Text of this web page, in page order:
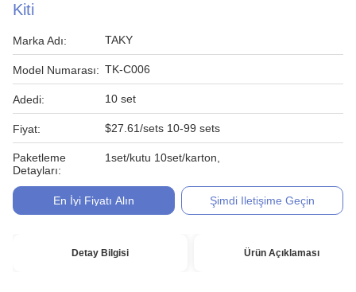
Kiti
Marka Adı: TAKY
Model Numarası: TK-C006
Adedi: 10 set
Fiyat: $27.61/sets 10-99 sets
Paketleme
Detayları:
1set/kutu 10set/karton,
En İyi Fiyatı Alın Şimdi Iletişime Geçin
Detay Bilgisi Ürün Açıklaması